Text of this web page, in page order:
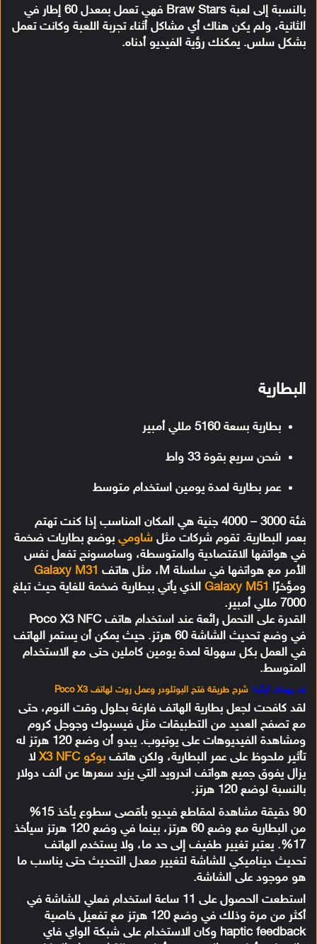
بالنسبة إلى لعبة Braw Stars فهي تعمل بمعدل 60 إطار في
الثانية، ولم يكن هناك أي مشاكل أثناء تجربة اللعبة وكانت تعمل
بشكل سلس. يمكنك رؤية الفيديو أدناه.
البطارية
بطارية بسعة 5160 مللي أمبير
شحن سريع بقوة 33 واط
عمر بطارية لمدة يومين استخدام متوسط
فئة 3000 – 4000 جنية هي المكان المناسب إذا كنت تهتم
بعمر البطارية. تقوم شركات مثل شاومي بوضع بطاريات ضخمة
في هواتفها الاقتصادية والمتوسطة، وسامسونج تفعل نفس
الأمر مع هواتفها في سلسلة M، مثل هاتف
Galaxy M31
ومؤخرًا Galaxy M51 الذي يأتي ببطارية ضخمة للغاية حيث تبلغ
7000 مللي أمبير.
القدرة على التحمل رائعة عند استخدام هاتف Poco X3 NFC
في وضع تحديث الشاشة 60 هرتز. حيث يمكن أن يستمر الهاتف
في العمل بكل سهولة لمدة يومين كاملين حتى مع الاستخدام
المتوسط.
قد يهمك أيضًا: شرح طريقة فتح البوتلودر وعمل روت لهاتف Poco X3
لقد كافحت لجعل بطارية الهاتف فارغة بحلول وقت النوم، حتى
مع تصفح العديد من التطبيقات مثل فيسبوك وجوجل كروم
ومشاهدة الفيديوهات على يوتيوب. يبدو أن وضع 120 هرتز له
تأثير ملحوظ على عمر البطارية، ولكن هاتف بوكو X3 NFC
لا
يزال يفوق جميع هواتف اندرويد التي يزيد سعرها عن ألف دولار
بالنسبة لوضع 120 هرتز.
90 دقيقة مشاهدة لمقاطع فيديو بأقصى سطوع يأخذ 15%
من البطارية مع وضع 60 هرتز، بينما في وضع 120 هرتز سيأخذ
17%. يعتبر تغيير طفيف إلى حد ما، ولا يستخدم الهاتف
تحديث ديناميكي للشاشة لتغيير معدل التحديث حتى يناسب ما
هو موجود على الشاشة.
استطعت الحصول على 11 ساعة استخدام فعلي للشاشة في
أكثر من مرة وذلك في وضع 120 هرتز مع تفعيل خاصية
haptic feedback وكان الاستخدام على شبكة الواي فاي